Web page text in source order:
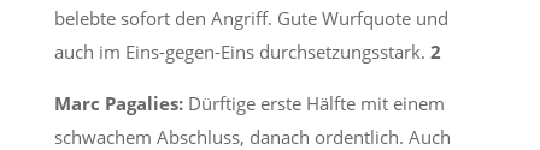
belebte sofort den Angriff. Gute Wurfquote und
auch im Eins-gegen-Eins durchsetzungsstark. 2
Marc Pagalies:Dürftige erste Hälfte mit einem
schwachem Abschluss, danach ordentlich. Auch